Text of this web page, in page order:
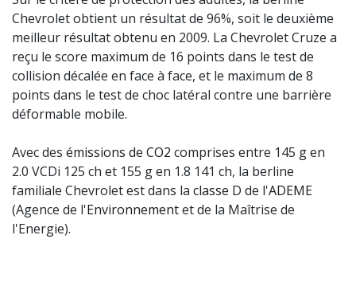
Chevrolet obtient un résultat de 96%, soit le deuxième
meilleur résultat obtenu en 2009. La Chevrolet Cruze a
reçu le score maximum de 16 points dans le test de
collision décalée en face à face, et le maximum de 8
points dans le test de choc latéral contre une barrière
déformable mobile.
Avec des émissions de CO2 comprises entre 145 g en
2.0 VCDi 125 ch et 155 g en 1.8 141 ch, la berline
familiale Chevrolet est dans la classe D de l'ADEME
(Agence de l'Environnementet de la Maîtrise de
l'Energie).